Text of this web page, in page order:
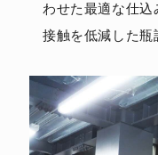
わせた最適な仕
接触を低減した瓶